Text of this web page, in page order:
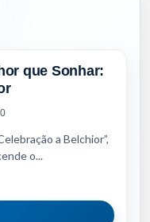
que Sonhar:
0
a Belchior”,
o...